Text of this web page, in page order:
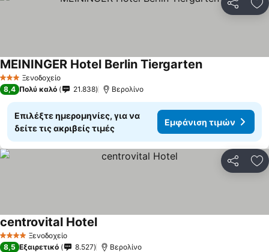
3 ΑστέριαΞενοδοχείο
MEININGER Hotel Berlin TiergartenΕμφάνιση
8,4 Πολύ καλό 21.838 Βερολίνο
Επιλέξτε ημερομηνίες, για να
δείτε τις ακριβείς τιμές
Εμφάνιση τιμών
4 ΑστέριαΞενοδοχείο
centrovital HotelΕμφάνιση τιμών
8,5 Εξαιρετικό 8.527 Βερολίνο